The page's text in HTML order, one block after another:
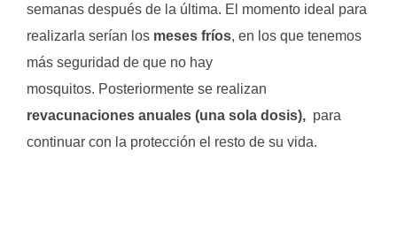
semanas después de la última. El momento ideal para
realizarla serían los meses fríos, en los que tenemos
más seguridad de que no hay
mosquitos. Posteriormente se realizan
revacunaciones anuales (una sola dosis), para
continuar con la protección el resto de su vida.